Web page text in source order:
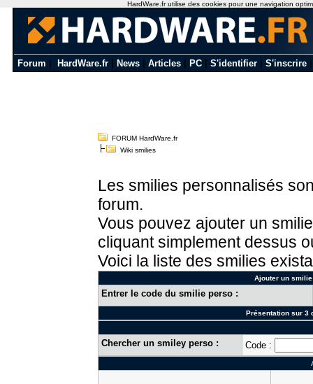
Forum HardWare.fr News Articles PC S'identifier S'inscrire
FORUM HardWare.fr
Wiki smilies
Les smilies personnalisés
forum.
Vous pouvez ajouter un
cliquant simplement dessus
Voici la liste des smilies
Ajouter un
Entrer le code du smilie perso :
Présentation sur 3
Chercher un smiley perso : Code :
HardWare.fr utilise des cookies pour une navigation